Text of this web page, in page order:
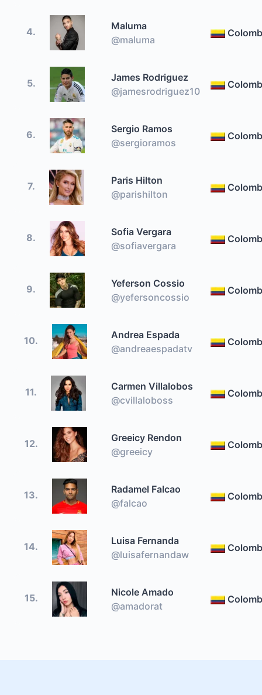
4.
Maluma
@maluma
5.
James Rodriguez
@jamesrodriguez10
6.
Sergio Ramos
@sergioramos
7.
Paris Hilton
@parishilton
8.
Sofia Vergara
@sofiavergara
9.
Yeferson Cossio
@yefersoncossio
10.
Andrea Espada
@andreaespadatv
11.
Carmen Villalobos
@cvillaloboss
12.
Greeicy Rendon
@greeicy
13.
Radamel Falcao
@falcao
14.
Luisa Fernanda
@luisafernandaw
15.
Nicole Amado
@amadorat